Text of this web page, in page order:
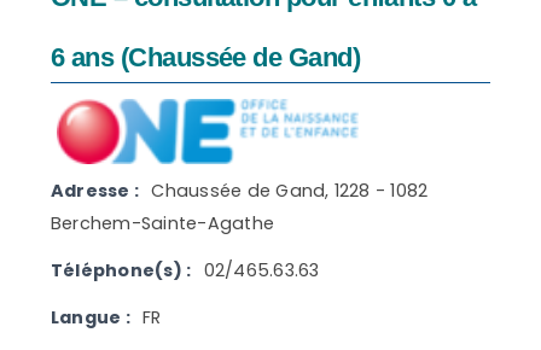
6 ans (Chaussée de Gand)
Adresse : Chaussée de Gand, 1228 - 1082
Berchem-Sainte-Agathe
Téléphone(s) : 02/465.63.63
Langue : FR